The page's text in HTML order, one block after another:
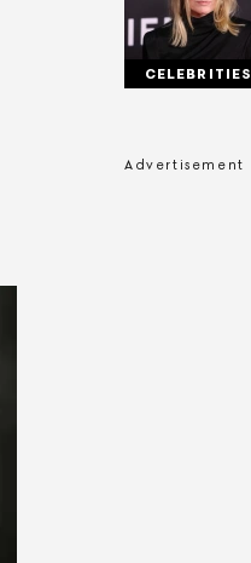
CELEBRITIES